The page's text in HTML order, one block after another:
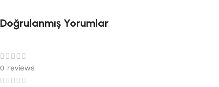
Doğrulanmış Yorumlar
0 reviews